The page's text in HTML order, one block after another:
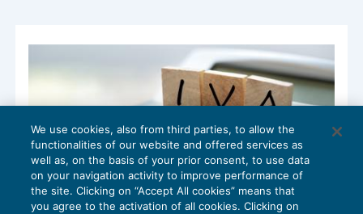
We use cookies, also from third parties, to allow the
functionalities of our website and offered services as
well as, on the basis of your prior consent, to use data
on your navigation activity to improve performance of
the site. Clicking on “Accept All cookies” means that
you agree to the activation of all cookies. Clicking on